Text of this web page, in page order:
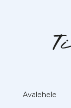
Avalehele